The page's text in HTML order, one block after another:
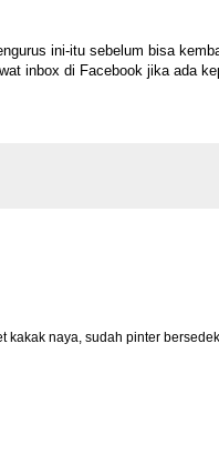
ini-itu sebelum bisa
inbox di Facebook jika ada
kakak naya, sudah pinter